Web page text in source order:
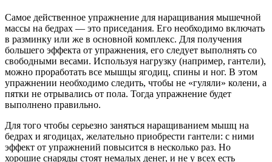
Самое действенное упражнение для наращивания мышечной
массы на бедрах — это приседания. Его необходимо включать
в разминку или же в основной комплекс. Для получения
большего эффекта от упражнения, его следует выполнять со
свободными весами. Используя нагрузку (например, гантели),
можно проработать все мышцы ягодиц, спины и ног. В этом
упражнении необходимо следить, чтобы не «гуляли» колени, а
пятки не отрывались от пола. Тогда упражнение будет
выполнено правильно.
Для того чтобы серьезно заняться наращиванием мышц на
бедрах и ягодицах, желательно приобрести гантели: с ними
эффект от упражнений повысится в несколько раз. Но
хорошие снаряды стоят немалых денег, и не у всех есть